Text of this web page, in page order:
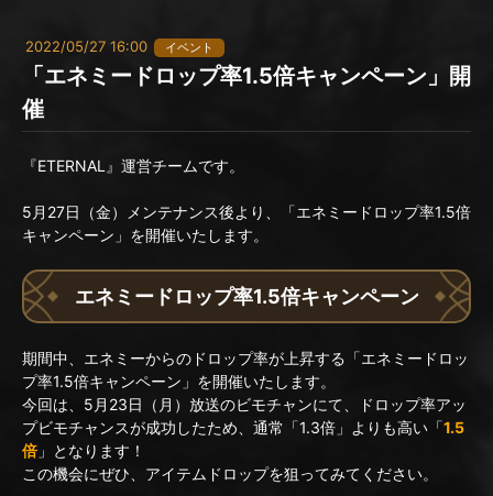
2022/05/27 16:00 イベント
「エネミードロップ率1.5倍キャンペーン」開
催
『ETERNAL』運営チームです。
5月27日（金）メンテナンス後より、「エネミードロップ率1.5倍
キャンペーン」を開催いたします。
エネミードロップ率1.5倍キャンペーン
期間中、エネミーからのドロップ率が上昇する「エネミードロッ
プ率1.5倍キャンペーン」を開催いたします。
今回は、5月23日（月）放送のビモチャンにて、ドロップ率アッ
プビモチャンスが成功したため、通常「1.3倍」よりも高い「1.5
倍」となります！
この機会にぜひ、アイテムドロップを狙ってみてください。